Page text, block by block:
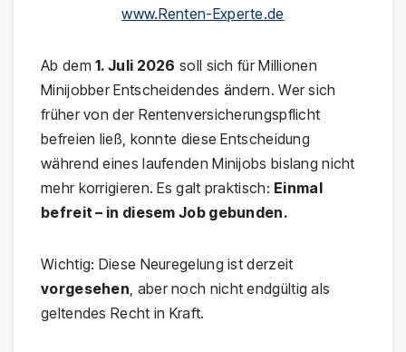
www.Renten-Experte.de
Ab dem1. Juli 2026 soll sich für Millionen
Minijobber Entscheidendes ändern. Wer sich
früher von der Rentenversicherungspflicht
befreien ließ, konnte diese Entscheidung
während eines laufenden Minijobs bislang nicht
mehr korrigieren. Es galt praktisch: Einmal
befreit – in diesem Job gebunden.
Wichtig: Diese Neuregelung ist derzeit
vorgesehen , aber noch nicht endgültig als
geltendes Recht in Kraft.